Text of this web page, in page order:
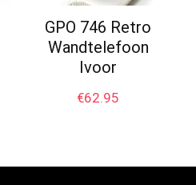
GPO 746 Retro
Wandtelefoon
Ivoor
€62.95